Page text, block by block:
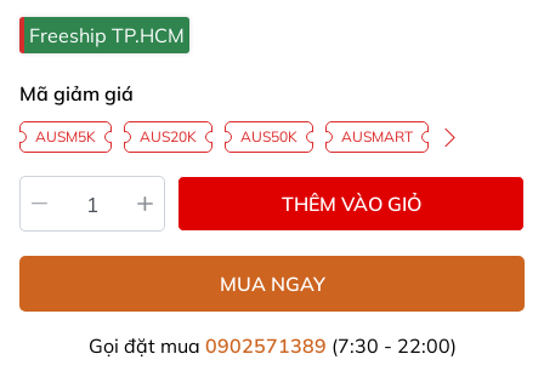
Freeship TP.HCM
Mã giảm giá
AUSM5K AUS20K AUS50K AUSMART
THÊM VÀO GIỎ
MUA NGAY
Gọi đặt mua 0902571389 (7:30 - 22:00)